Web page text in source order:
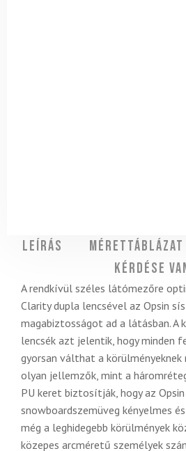
Leírás Mérettáblázat
Kérdése
A rendkívül széles látómezőre
Clarity dupla lencsével az Opsin
magabiztosságot ad a látásban. A
lencsék azt jelentik, hogy minden
gyorsan válthat a körülményeknek
olyan jellemzők, mint a
PU keret biztosítják, hogy az
snowboardszemüveg kényelmes
még a leghidegebb körülmények
közepes arcméretű személyek